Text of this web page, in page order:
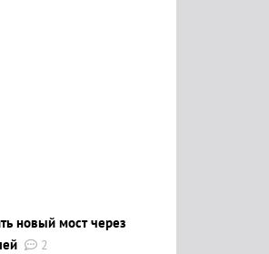
новый мост через
2